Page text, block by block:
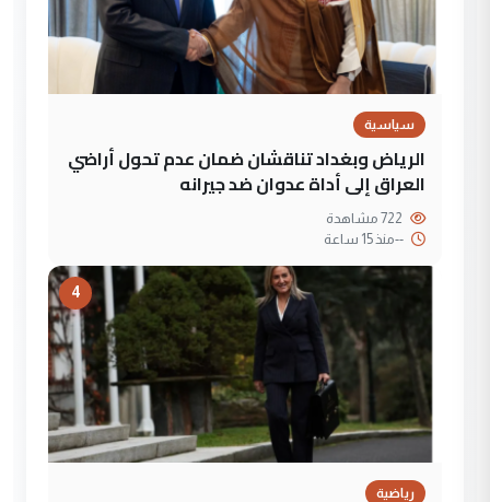
سياسية
الرياض وبغداد تناقشان ضمان عدم تحول أراضي
العراق إلى أداة عدوان ضد جيرانه
--منذ 15 ساعة
4
رياضية